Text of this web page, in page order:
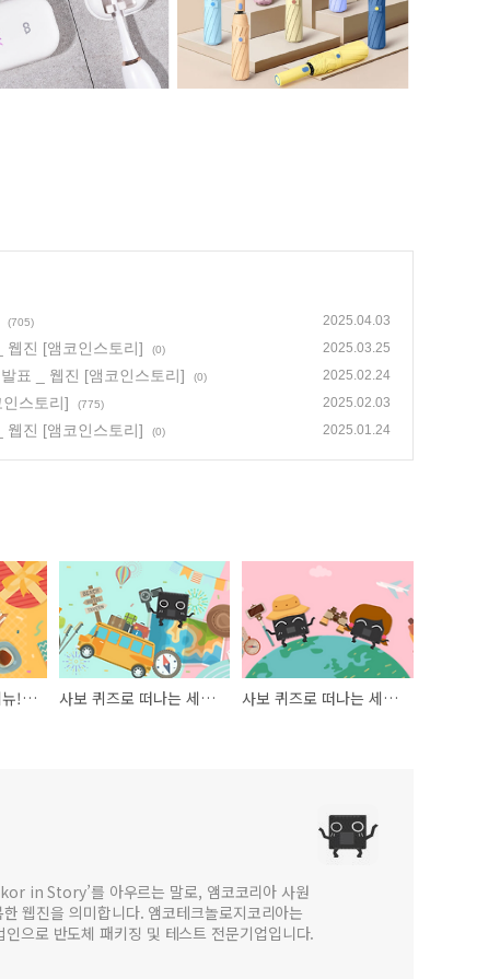
(705) 2025.04.03
웹진 [앰코인스토리] (0) 2025.03.25
표 _ 웹진 [앰코인스토리] (0) 2025.02.24
스토리] (775) 2025.02.03
웹진 [앰코인스토리] (0) 2025.01.24
나의 봄맞이 최애 메뉴! 이벤트 결과 발표 _ 웹진 [앰코인스토리] 사보 퀴즈로 떠나는 세계일주 이벤트 결과 발표 _ 웹진 [앰코인스토리] 사보 퀴즈로 떠나는 세계일주! _ 웹진 [앰코인스토리]
in Story’를 아우르는 말로, 앰코코리아 사원
웹진을 의미합니다. 앰코테크놀로지코리아는
로 반도체 패키징 및 테스트 전문기업입니다.